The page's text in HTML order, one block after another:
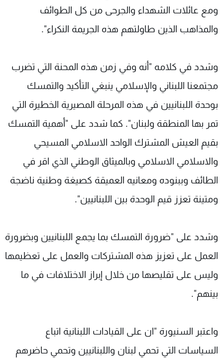
ومع عائلات الشهداء والجرحى من كل الطوائف
والمذاهب الذين طاولتهم هذه الجريمة النكراء".
وشدد في كلامه "أنه وفي زمن هذه المحنة التي تضرب
مجتمعنا اللبناني والإسلامي ينبغي التأكيد والتمسك
بوحدة اللبنانيين في هذه المرحلة المصيرية الخطيرة التي
تمر بها المنطقة ولبنان". كما شدد على "أهمية التمسك
بقيم العيش المشترك الواحد الاسلامي المسيحي
والاسلامي الاسلامي وبالميثاق الوطني الذي اقر في
الطائف وببنوده ومعانيه العميقة كصيغة وطنية ناضجة
ومتينة تعزز قيم الوحدة بين اللبنانيين".
وشدد على "ضرورة التمسك بما يجمع اللبنانيين وبضرورة
العمل على تعزيز هذه المشتركات والعمل على تعظيمها
وليس على تقليصها من خلال إبراز الاختلافات في ما
بينهم".
واعتبر السنيورة "ان على القيادات اللبنانية اتباع
السياسات التي تحمي لبنان واللبنانيين وتحمي حاضرهم